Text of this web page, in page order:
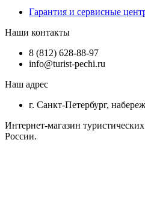
Гарантия и сервисные
Наши контакты
8 (812) 628-88-97
info@turist-pechi.ru
Наш адрес
г. Санкт-Петербург,
Интернет-магазин
России.